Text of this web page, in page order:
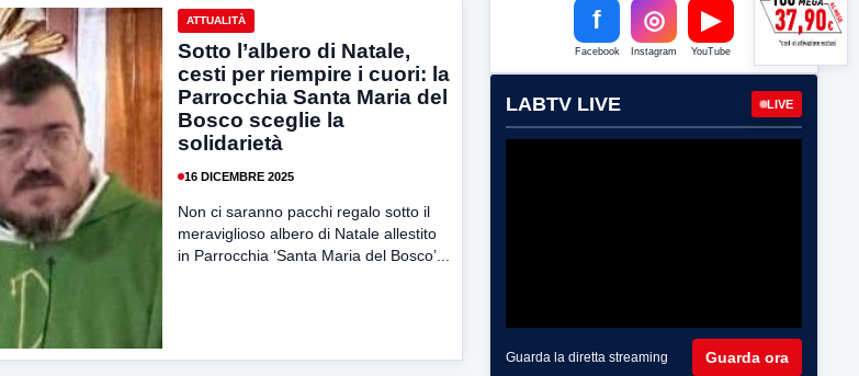
ATTUALITÀ
Sotto l’albero di Natale,
cesti per riempire i cuori: la
Parrocchia Santa Maria del
Bosco sceglie la
solidarietà
16 DICEMBRE 2025
Non ci saranno pacchi regalo sotto il
meraviglioso albero di Natale allestito
in Parrocchia ‘Santa Maria del Bosco’...
f
Facebook
◎
Instagram
▶
YouTube
LABTV LIVE LIVE
Guarda la diretta streaming Guarda ora